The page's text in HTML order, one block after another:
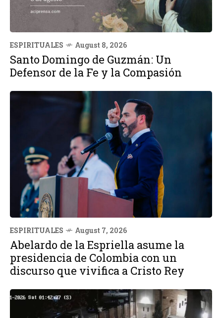
ESPIRITUALES August 8, 2026
Santo Domingo de Guzmán: Un
Defensor de la Fe y la Compasión
ESPIRITUALES August 7, 2026
Abelardo de la Espriella asume la
presidencia de Colombia con un
discurso que vivifica a Cristo Rey